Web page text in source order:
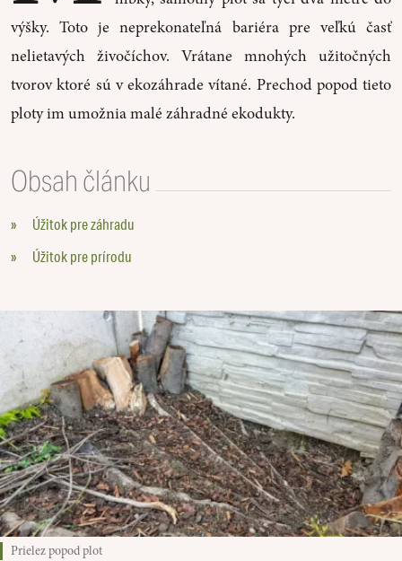
výšky. Toto je neprekonateľná bariéra pre veľkú časť
nelietavých živočíchov. Vrátane mnohých užitočných
tvorov ktoré sú v ekozáhrade vítané. Prechod popod tieto
ploty im umožnia malé záhradné ekodukty.
Obsah článku
»
Úžitok pre záhradu
»
Úžitok pre prírodu
Prielez popod plot